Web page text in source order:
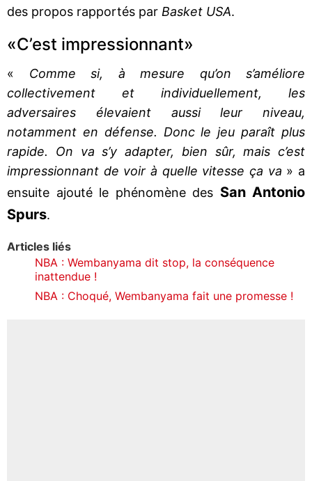
des propos rapportés par Basket USA.
«C’est impressionnant»
« Comme si, à mesure qu’on s’améliore
collectivement et individuellement, les
adversaires élevaient aussi leur niveau,
notamment en défense. Donc le jeu paraît plus
rapide. On va s’y adapter, bien sûr, mais c’est
impressionnant de voir à quelle vitesse ça va » a
ensuite ajouté le phénomène des San Antonio
Spurs.
Articles liés
NBA : Wembanyama dit stop, la conséquence
inattendue !
NBA : Choqué, Wembanyama fait une promesse !